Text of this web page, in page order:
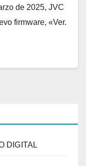
de 2025, JVC
firmware, «Ver.
DIGITAL